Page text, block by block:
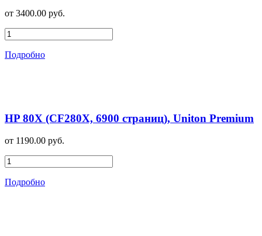
от 3400.00 руб.
Подробно
HP 80X (CF280X, 6900 страниц), Uniton Premium
от 1190.00 руб.
Подробно